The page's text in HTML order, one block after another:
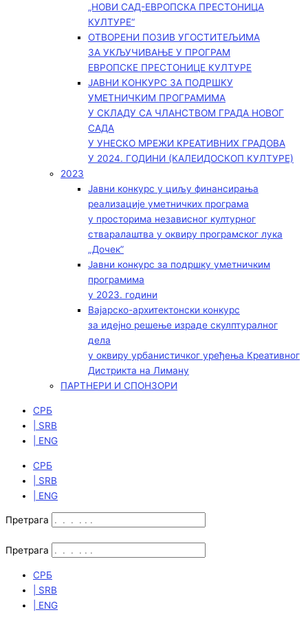
„НОВИ САД-ЕВРОПСКА ПРЕСТОНИЦА
КУЛТУРЕ“
ОТВОРЕНИ ПОЗИВ УГОСТИТЕЉИМА
ЗА УКЉУЧИВАЊЕ У ПРОГРАМ
ЕВРОПСКЕ ПРЕСТОНИЦЕ КУЛТУРЕ
ЈАВНИ КОНКУРС ЗА ПОДРШКУ
УМЕТНИЧКИМ ПРОГРАМИМА
У СКЛАДУ СА ЧЛАНСТВОМ ГРАДА НОВОГ
САДА
У УНЕСКО МРЕЖИ КРЕАТИВНИХ ГРАДОВА
У 2024. ГОДИНИ (КАЛЕИДОСКОП КУЛТУРЕ)
2023
Јавни конкурс у циљу финансирања
реализације уметничких програма
у просторима независног културног
стваралаштва у оквиру програмског лука
„Дочек”
Јавни конкурс за подршку уметничким
програмима
у 2023. години
Вајарско-архитектонски конкурс
за идејно решење израде скулптуралног
дела
у оквиру урбанистичког уређења Креативног
Дистрикта на Лиману
ПАРТНЕРИ И СПОНЗОРИ
СРБ
| SRB
| ENG
СРБ
| SRB
| ENG
Претрага
Претрага
СРБ
| SRB
| ENG